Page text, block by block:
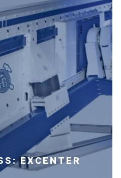
EXCENTER